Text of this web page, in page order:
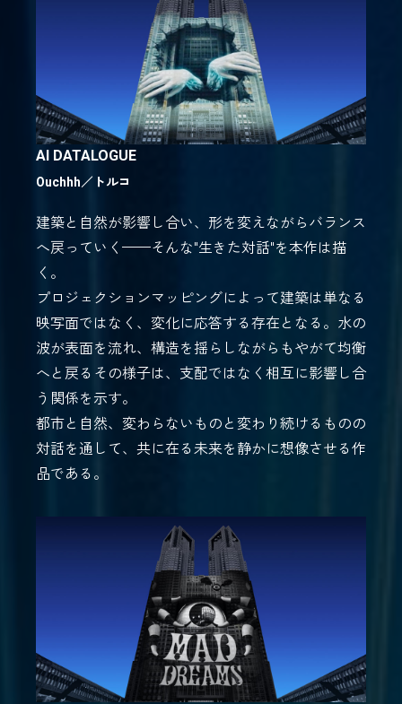
AI DATALOGUE
Ouchhh／ トルコ
建築と自然が影響し合い、形を変えながらバランス
へ戻っていく——そんな"生きた対話"を本作は描
く。
プロジェクションマッピングによって建築は単なる
映写面ではなく、変化に応答する存在となる。水の
波が表面を流れ、構造を揺らしながらもやがて均衡
へと戻るその様子は、支配ではなく相互に影響し合
う関係を示す。
都市と自然、変わらないものと変わり続けるものの
対話を通して、共に在る未来を静かに想像させる作
品である。